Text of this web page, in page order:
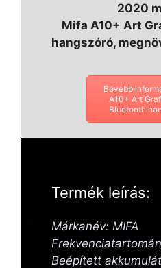
2020
Mifa A10+ Art
hangszóró,
Bővebb
A10+ Art
Bluetooth
Termék leírás:
Márkanév: MIFA
Beépített